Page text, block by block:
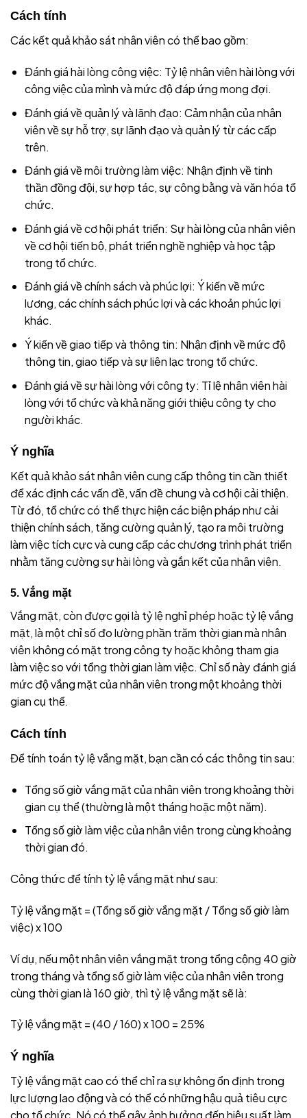
Cách tính
Các kết quả khảo sát nhân viên có thể bao gồm:
Đánh giá hài lòng công việc: Tỷ lệ nhân viên hài lòng với
công việc của mình và mức độ đáp ứng mong đợi.
Đánh giá về quản lý và lãnh đạo: Cảm nhận của nhân
viên về sự hỗ trợ, sự lãnh đạo và quản lý từ các cấp
trên.
Đánh giá về môi trường làm việc: Nhận định về tinh
thần đồng đội, sự hợp tác, sự công bằng và văn hóa tổ
chức.
Đánh giá về cơ hội phát triển: Sự hài lòng của nhân viên
về cơ hội tiến bộ, phát triển nghề nghiệp và học tập
trong tổ chức.
Đánh giá về chính sách và phúc lợi: Ý kiến về mức
lương, các chính sách phúc lợi và các khoản phúc lợi
khác.
Ý kiến về giao tiếp và thông tin: Nhận định về mức độ
thông tin, giao tiếp và sự liên lạc trong tổ chức.
Đánh giá về sự hài lòng với công ty: Tỉ lệ nhân viên hài
lòng với tổ chức và khả năng giới thiệu công ty cho
người khác.
Ý nghĩa
Kết quả khảo sát nhân viên cung cấp thông tin cần thiết
để xác định các vấn đề, vấn đề chung và cơ hội cải thiện.
Từ đó, tổ chức có thể thực hiện các biện pháp như cải
thiện chính sách, tăng cường quản lý, tạo ra môi trường
làm việc tích cực và cung cấp các chương trình phát triển
nhằm tăng cường sự hài lòng và gắn kết của nhân viên.
5. Vắng mặt
Vắng mặt, còn được gọi là tỷ lệ nghỉ phép hoặc tỷ lệ vắng
mặt, là một chỉ số đo lường phần trăm thời gian mà nhân
viên không có mặt trong công ty hoặc không tham gia
làm việc so với tổng thời gian làm việc. Chỉ số này đánh giá
mức độ vắng mặt của nhân viên trong một khoảng thời
gian cụ thể.
Cách tính
Để tính toán tỷ lệ vắng mặt, bạn cần có các thông tin sau:
Tổng số giờ vắng mặt của nhân viên trong khoảng thời
gian cụ thể (thường là một tháng hoặc một năm).
Tổng số giờ làm việc của nhân viên trong cùng khoảng
thời gian đó.
Công thức để tính tỷ lệ vắng mặt như sau:
Tỷ lệ vắng mặt = (Tổng số giờ vắng mặt / Tổng số giờ làm
việc) x 100
Ví dụ, nếu một nhân viên vắng mặt trong tổng cộng 40 giờ
trong tháng và tổng số giờ làm việc của nhân viên trong
cùng thời gian là 160 giờ, thì tỷ lệ vắng mặt sẽ là:
Tỷ lệ vắng mặt = (40 / 160) x 100 = 25%
Ý nghĩa
Tỷ lệ vắng mặt cao có thể chỉ ra sự không ổn định trong
lực lượng lao động và có thể có những hậu quả tiêu cực
cho tổ chức. Nó có thể gây ảnh hưởng đến hiệu suất làm